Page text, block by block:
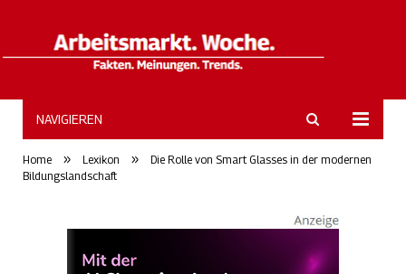
ArbeitsmarktWoche
NAVIGIEREN
Home » Lexikon »
Die Rolle von Smart Glasses in der modernen
Bildungslandschaft